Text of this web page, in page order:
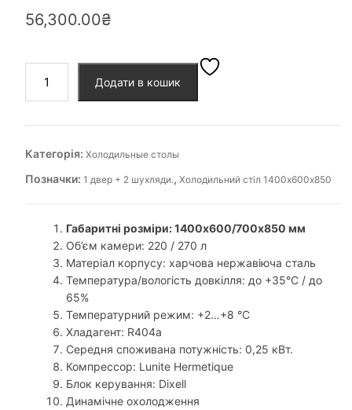
56,300.00₴
стіл
1
двер
2
шухляди.
кількість
Додати в кошик
Категорія: Холодильные столы
Позначки: 1 двер + 2 шухляди., Холодильний стіл 1400х600х850
Габаритні розміри: 1400х600/700х850 мм
Об’єм камери: 220 / 270 л
Матеріал корпусу: харчова нержавіюча сталь
Температура/вологість довкілля: до +35°С / до
65%
Температурний режим: +2…+8 °С
Хладагент: R404а
Середня споживана потужність: 0,25 кВт.
Компрессор: Lunite Hermetique
Блок керування: Dixell
Динамічне охолодження